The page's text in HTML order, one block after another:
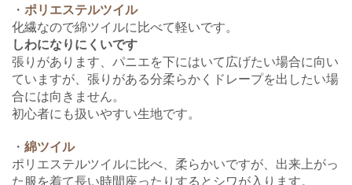
・ ポリエステルツイル
化繊なので綿ツイルに比べて軽いです。
しわになりにくいです
張りがあります、パニエを下にはいて広げたい場合に向い
ていますが、張りがある分柔らかくドレープを出したい場
合には向きません。
初心者にも扱いやすい生地です。
・ 綿ツイル
ポリエステルツイルに比べ、柔らかいですが、出来上がっ
た服を着て長い時間座ったりするとシワが入ります。